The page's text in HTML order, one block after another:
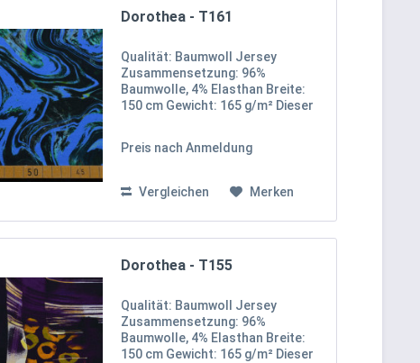
Dorothea - T161
Qualität: Baumwoll Jersey
Zusammensetzung: 96%
Baumwolle, 4% Elasthan Breite:
150 cm Gewicht: 165 g/m² Dieser
hypnotisches Marmor-Muster in
Hintergrund....
Preis nach Anmeldung
Vergleichen Merken
Dorothea - T155
Qualität: Baumwoll Jersey
Zusammensetzung: 96%
Baumwolle, 4% Elasthan Breite:
150 cm Gewicht: 165 g/m² Dieser